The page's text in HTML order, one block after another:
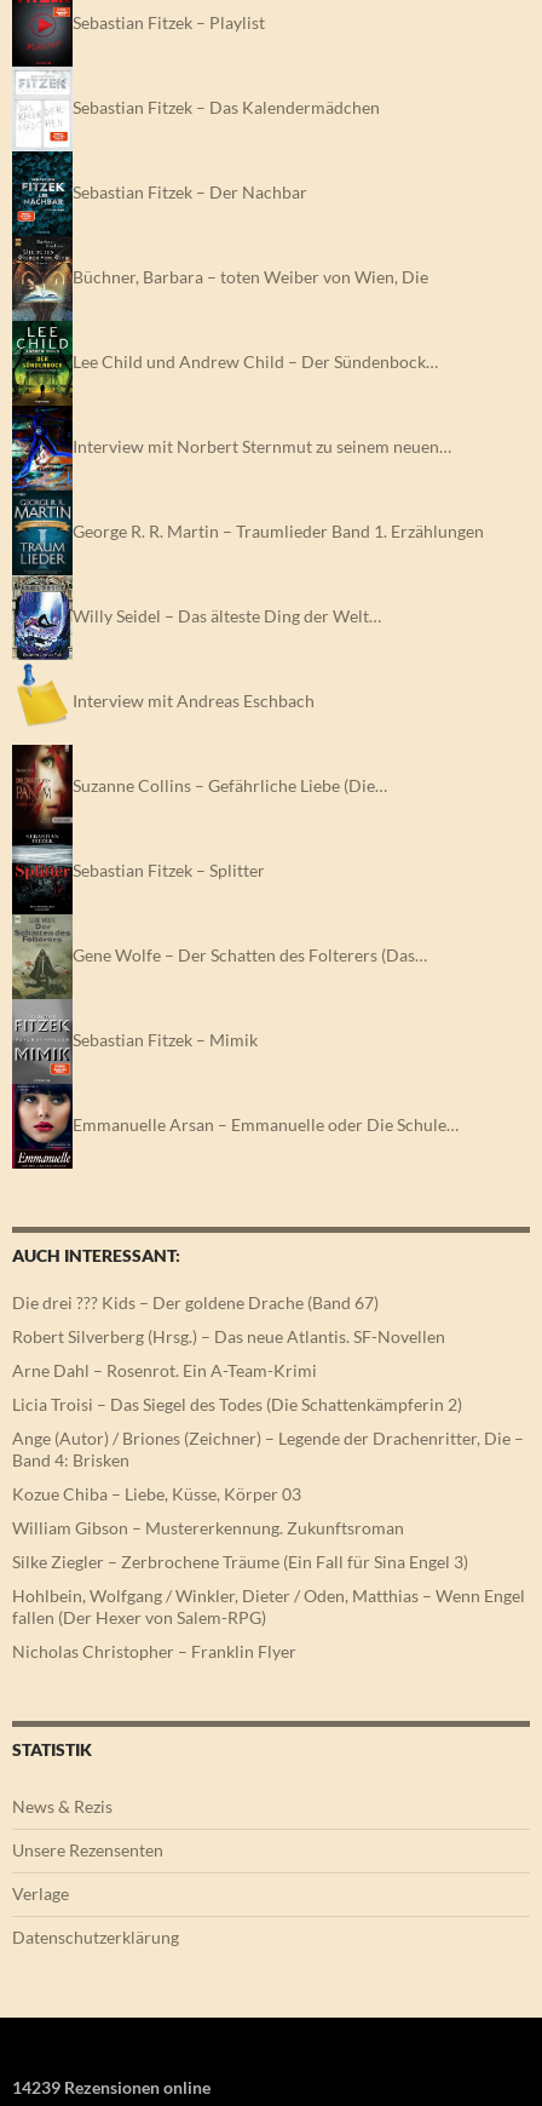
Sebastian Fitzek – Playlist
Sebastian Fitzek – Das Kalendermädchen
Sebastian Fitzek – Der Nachbar
Büchner, Barbara – toten Weiber von Wien, Die
Lee Child und Andrew Child – Der Sündenbock…
Interview mit Norbert Sternmut zu seinem neuen…
George R. R. Martin – Traumlieder Band 1. Erzählungen
Willy Seidel – Das älteste Ding der Welt…
Interview mit Andreas Eschbach
Suzanne Collins – Gefährliche Liebe (Die…
Sebastian Fitzek – Splitter
Gene Wolfe – Der Schatten des Folterers (Das…
Sebastian Fitzek – Mimik
Emmanuelle Arsan – Emmanuelle oder Die Schule…
AUCH INTERESSANT:
Die drei ??? Kids – Der goldene Drache (Band 67)
Robert Silverberg (Hrsg.) – Das neue Atlantis. SF-Novellen
Arne Dahl – Rosenrot. Ein A-Team-Krimi
Licia Troisi – Das Siegel des Todes (Die Schattenkämpferin 2)
Ange (Autor) / Briones (Zeichner) – Legende der Drachenritter, Die –
Band 4: Brisken
Kozue Chiba – Liebe, Küsse, Körper 03
William Gibson – Mustererkennung. Zukunftsroman
Silke Ziegler – Zerbrochene Träume (Ein Fall für Sina Engel 3)
Hohlbein, Wolfgang / Winkler, Dieter / Oden, Matthias – Wenn Engel
fallen (Der Hexer von Salem-RPG)
Nicholas Christopher – Franklin Flyer
STATISTIK
News & Rezis
Unsere Rezensenten
Verlage
Datenschutzerklärung
14239 Rezensionen online